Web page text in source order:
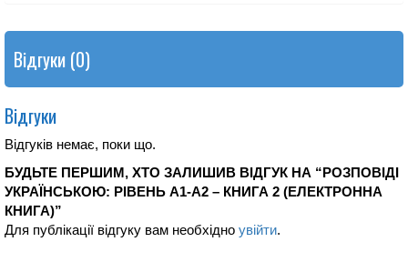
Відгуки (0)
Відгуки
Відгуків немає, поки що.
БУДЬТЕ ПЕРШИМ, ХТО ЗАЛИШИВ ВІДГУК НА “РОЗПОВІДІ
УКРАЇНСЬКОЮ: РІВЕНЬ А1-А2 – КНИГА 2 (ЕЛЕКТРОННА
КНИГА)”
Для публікації відгуку вам необхідно увійти.